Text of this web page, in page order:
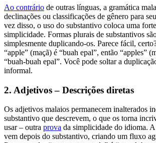
Ao contrário de outras línguas, a gramática
declinações ou classificações de gênero para
vez disso, o uso do substantivo coloca uma
simplicidade. Formas plurais de substantivos
simplesmente duplicando-os. Parece fácil,
“apple” (maçã) é “buah epal”, então “apples”
“buah-buah epal”. Você pode soltar a
informal.
2. Adjetivos – Descrições diretas
Os adjetivos malaios permanecem inalterados
substantivo que descrevem, o que os torna
usar – outra prova da simplicidade do idioma.
vem depois do substantivo, criando um fluxo